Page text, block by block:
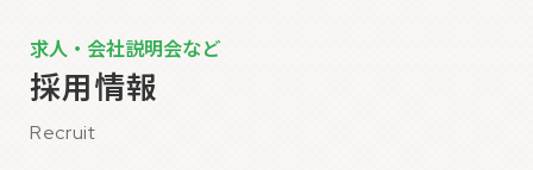
求人・会社説明会など
採用情報
Recruit